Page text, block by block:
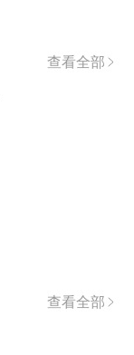
查看全部
查看全部